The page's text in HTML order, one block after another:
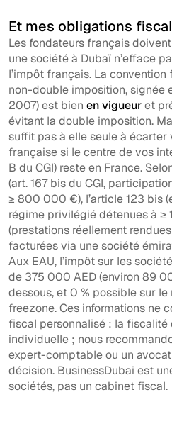
Et mes obligations
Les fondateurs français
une société à Dubaï n’efface
l’impôt français. La
non-double imposition, signée
2007) est bien en vigueuret
évitant la double imposition.
suffit pas à elle seule à
française si le centre de vos
B du CGI) reste en France.
(art. 167 bis du CGI,
≥ 800 000 €), l’article 123 bis
régime privilégié détenues à ≥
(prestations réellement
facturées via une société
Aux EAU, l’impôt sur les
de 375 000 AED (environ 89
dessous, et 0 % possible sur
freezone. Ces informations ne
fiscal personnalisé : la
individuelle ; nous
expert-comptable ou un
décision. BusinessDubai est
sociétés, pas un cabinet fiscal.